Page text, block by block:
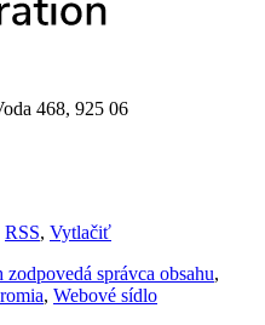
468, 925 06
RSS, Vytlačiť
zodpovedá správca obsahu,
, Webové sídlo